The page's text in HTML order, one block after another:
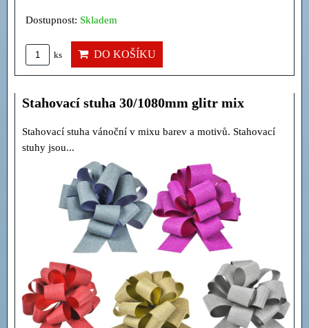
Dostupnost: Skladem
ks DO KOŠÍKU
Stahovací stuha 30/1080mm glitr mix
Stahovací stuha vánoční v mixu barev a motivů. Stahovací
stuhy jsou...